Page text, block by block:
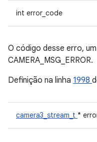
int error_code
O código desse erro,
CAMERA_MSG_ERROR.
Definição na linha 1998
camera3_stream_t *